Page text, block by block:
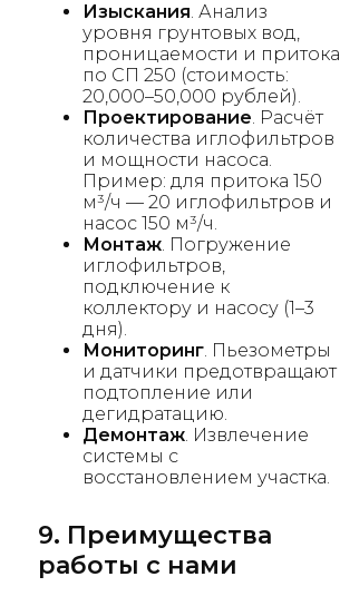
Изыскания. Анализ
уровня грунтовых вод,
проницаемости и притока
по СП 250 (стоимость:
20,000–50,000 рублей).
Проектирование. Расчёт
количества иглофильтров
и мощности насоса.
Пример: для притока 150
м³/ч — 20 иглофильтров и
насос 150 м³/ч.
Монтаж. Погружение
иглофильтров,
подключение к
коллектору и насосу (1–3
дня).
Мониторинг. Пьезометры
и датчики предотвращают
подтопление или
дегидратацию.
Демонтаж. Извлечение
системы с
восстановлением участка.
9. Преимущества
работы с нами